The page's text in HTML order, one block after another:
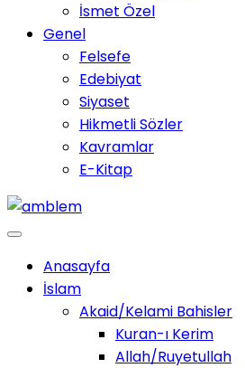
İsmet Özel
Genel
Felsefe
Edebiyat
Siyaset
Hikmetli Sözler
Kavramlar
E-Kitap
Anasayfa
İslam
Akaid/Kelami Bahisler
Kuran-ı Kerim
Allah/Ruyetullah